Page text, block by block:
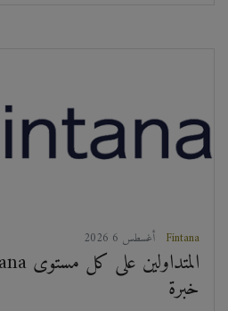
Fintana
خبرة